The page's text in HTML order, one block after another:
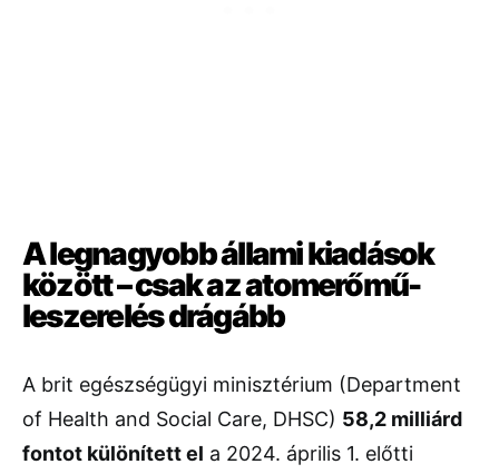
Alegnagyobbállamikiadások
között –csakazatomerőmű-
leszerelésdrágább
A brit egészségügyi minisztérium (Department
of Health and Social Care, DHSC) 58,2 milliárd
fontot különítettel a 2024. április 1. előtti